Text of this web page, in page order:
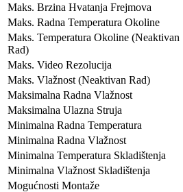
Maks. Brzina Hvatanja Frejmova
Maks. Radna Temperatura Okoline
Maks. Temperatura Okoline (Neaktivan
Rad)
Maks. Video Rezolucija
Maks. Vlažnost (Neaktivan Rad)
Maksimalna Radna Vlažnost
Maksimalna Ulazna Struja
Minimalna Radna Temperatura
Minimalna Radna Vlažnost
Minimalna Temperatura Skladištenja
Minimalna Vlažnost Skladištenja
Mogućnosti Montaže